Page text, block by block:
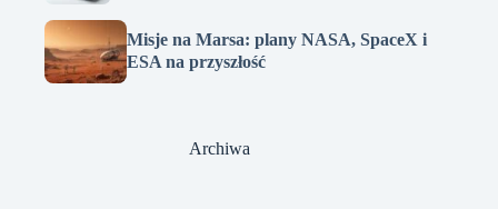
Misje na Marsa: plany NASA, SpaceX i
ESA na przyszłość
Archiwa